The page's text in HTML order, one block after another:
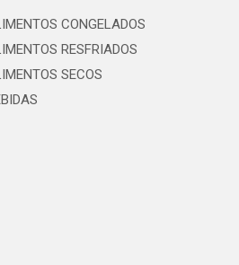
CONGELADOS
RESFRIADOS
SECOS